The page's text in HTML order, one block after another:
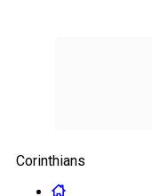
Corinthians